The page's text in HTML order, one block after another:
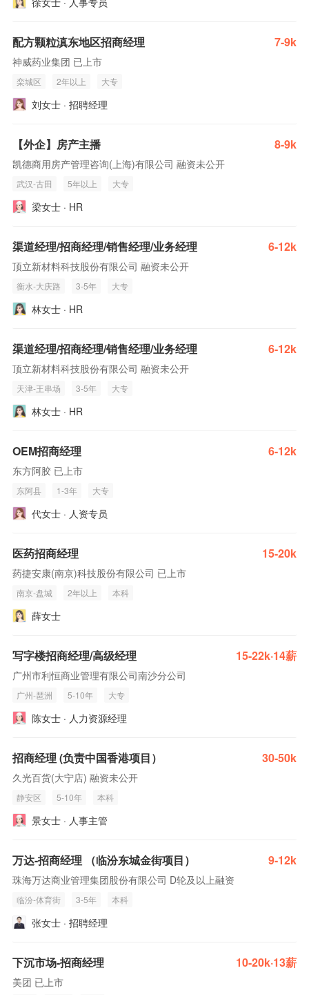
配方颗粒滇东地区招商经理 7-9k
神威药业集团 已上市
栾城区 2年以上 大专
刘女士 · 招聘经理
【外企】房产主播 8-9k
凯德商用房产管理咨询(上海)有限公司 融资未公开
武汉-古田 5年以上 大专
梁女士 · HR
渠道经理/招商经理/销售经理/业务经理 6-12k
顶立新材料科技股份有限公司 融资未公开
衡水-大庆路 3-5年 大专
林女士 · HR
渠道经理/招商经理/销售经理/业务经理 6-12k
顶立新材料科技股份有限公司 融资未公开
天津-王串场 3-5年 大专
林女士 · HR
OEM招商经理 6-12k
东方阿胶 已上市
东阿县 1-3年 大专
代女士 · 人资专员
医药招商经理 15-20k
药捷安康(南京)科技股份有限公司 已上市
南京-盘城 2年以上 本科
薛女士
写字楼招商经理/高级经理 15-22k·14薪
广州市利恒商业管理有限公司南沙分公司
广州-琶洲 5-10年 大专
陈女士 · 人力资源经理
招商经理 (负责中国香港项目） 30-50k
久光百货(大宁店) 融资未公开
静安区 5-10年 本科
景女士 · 人事主管
万达-招商经理 （临汾东城金街项目） 9-12k
珠海万达商业管理集团股份有限公司 D轮及以上融资
临汾-体育街 3-5年 本科
张女士 · 招聘经理
下沉市场-招商经理 10-20k·13薪
美团 已上市